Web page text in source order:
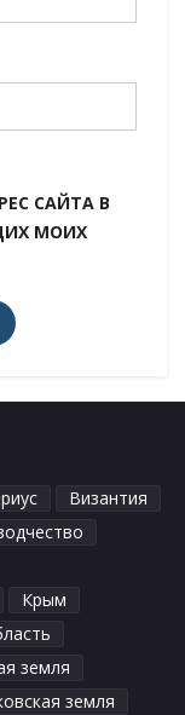
САЙТА В
МОИХ
Византия
Крым
земля
земля